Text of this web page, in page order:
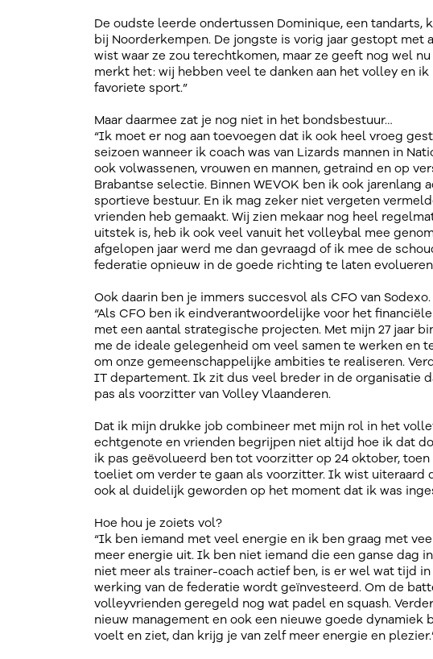
De oudste leerde ondertussen Dominique, een
bij Noorderkempen. De jongste is vorig jaar gestopt
wist waar ze zou terechtkomen, maar ze geeft nog wel
merkt het: wij hebben veel te danken aan het volley en
favoriete sport.”
Maar daarmee zat je nog niet in het bondsbestuur…
“Ik moet er nog aan toevoegen dat ik ook heel vroeg
seizoen wanneer ik coach was van Lizards mannen in
ook volwassenen, vrouwen en mannen, getraind en op
Brabantse selectie. Binnen WEVOK ben ik ook
sportieve bestuur. En ik mag zeker niet vergeten
vrienden heb gemaakt. Wij zien mekaar nog heel
uitstek is, heb ik ook veel vanuit het volleybal mee
afgelopen jaar werd me dan gevraagd of ik mee de
federatie opnieuw in de goede richting te laten
Ook daarin ben je immers succesvol als CFO van
“Als CFO ben ik eindverantwoordelijke voor het
met een aantal strategische projecten. Met mijn 27 jaar
me de ideale gelegenheid om veel samen te werken en
om onze gemeenschappelijke ambities te realiseren.
IT departement. Ik zit dus veel breder in de organisatie
pas als voorzitter van Volley Vlaanderen.
Dat ik mijn drukke job combineer met mijn rol in het
echtgenote en vrienden begrijpen niet altijd hoe ik dat
ik pas geëvolueerd ben tot voorzitter op 24 oktober,
toeliet om verder te gaan als voorzitter. Ik wist uiteraard
ook al duidelijk geworden op het moment dat ik was
Hoe hou je zoiets vol?
“Ik ben iemand met veel energie en ik ben graag met
meer energie uit. Ik ben niet iemand die een ganse dag
niet meer als trainer-coach actief ben, is er wel wat tijd
werking van de federatie wordt geïnvesteerd. Om de
volleyvrienden geregeld nog wat padel en squash.
nieuw management en ook een nieuwe goede
voelt en ziet, dan krijg je van zelf meer energie en